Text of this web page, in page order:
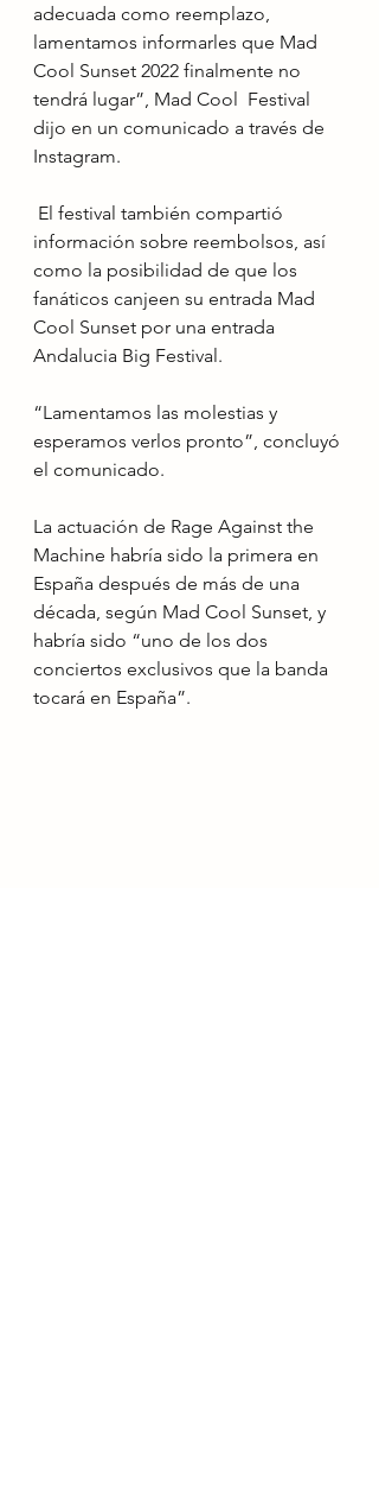
adecuada como reemplazo,
lamentamos informarles que Mad
Cool Sunset 2022 finalmente no
tendrá lugar”, Mad Cool  Festival
dijo en un comunicado a través de
Instagram.
información sobre reembolsos, así
como la posibilidad de que los
fanáticos canjeen su entrada Mad
Cool Sunset por una entrada
Andalucia Big Festival.
“Lamentamos las molestias y
esperamos verlos pronto”, concluyó
el comunicado.
La actuación de Rage Against the
Machine habría sido la primera en
España después de más de una
década, según Mad Cool Sunset, y
habría sido “uno de los dos
conciertos exclusivos que la banda
tocará en España”.